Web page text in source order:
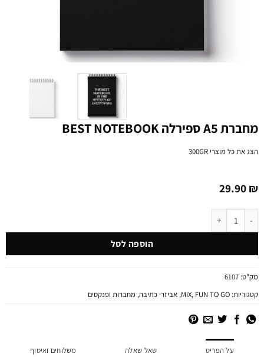
מחברת A5 ספירלה BEST NOTEBOOK
הצג את כל מוצרי300GR
29.90₪
כמות של מחברת A5 ספירלה BEST NOTEBOOK
הוספה לסל
מק"ט:6107
קטגוריות:
MIX ,FUN TO GO
,אביזרי כתיבה,מחברות ופנקסים
על הפריט שאל שאלה משלוחים ואיסוף